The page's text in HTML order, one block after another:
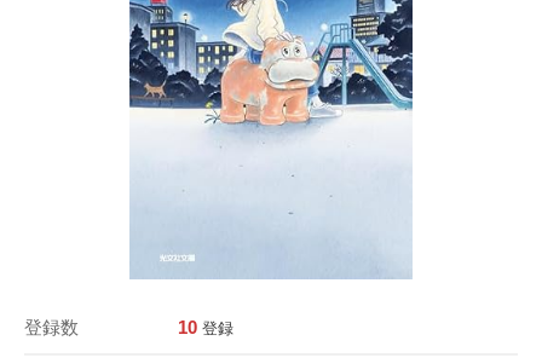
登録数 10 登録